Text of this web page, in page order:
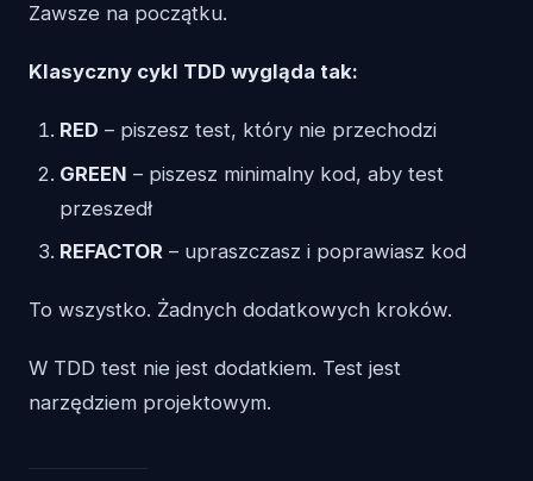
Zawsze na początku.
Klasyczny cykl TDD wygląda tak:
RED – piszesz test, który nie przechodzi
GREEN – piszesz minimalny kod, aby test
przeszedł
REFACTOR – upraszczasz i poprawiasz kod
To wszystko. Żadnych dodatkowych kroków.
W TDD test nie jest dodatkiem. Test jest
narzędziem projektowym.